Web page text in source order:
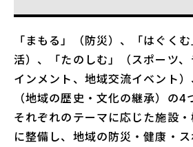
「まもる」（防災）、「はぐく
活）、「たのしむ」（スポーツ
インメント、地域交流イベント）
（地域の歴史・文化の継承）の4
それぞれのテーマに応じた施設
に整備し、地域の防災・健康・